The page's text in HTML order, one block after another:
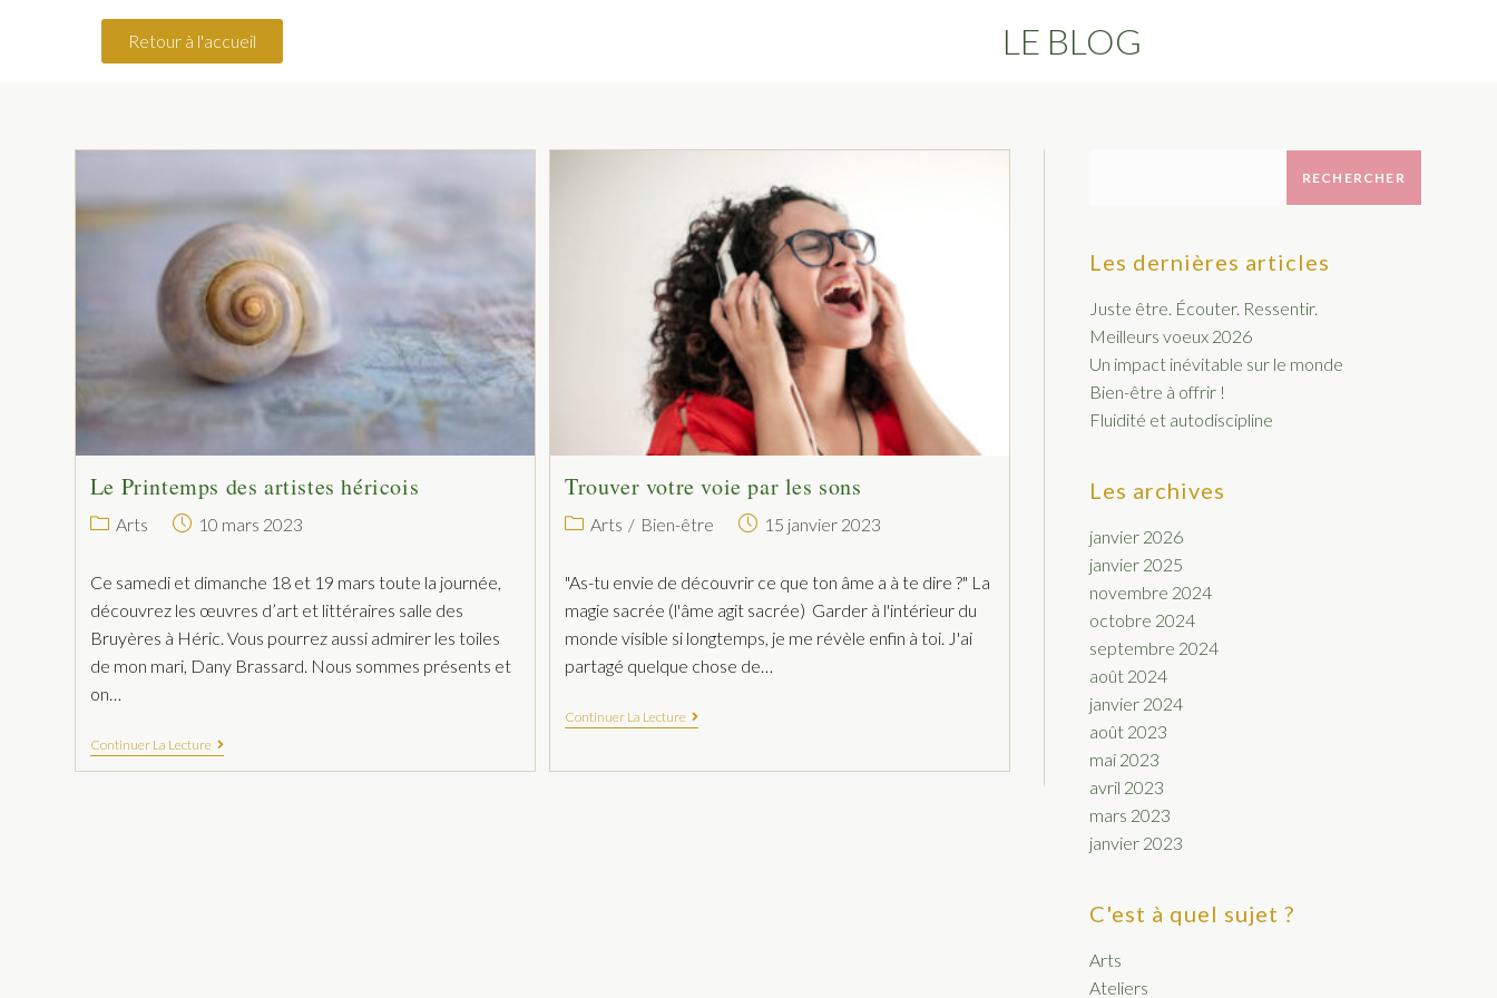
Retour à l'accueil LE BLOG
Le Printemps des artistes héricois
Arts 10 mars 2023
Ce samedi et dimanche 18 et 19 mars toute la journée,
découvrez les œuvres d’art et littéraires salle des
Bruyères à Héric. Vous pourrez aussi admirer les toiles
de mon mari, Dany Brassard. Nous sommes présents et
on…
Continuer La Lecture
Trouver votre voie par les sons
Arts / Bien-être 15 janvier 2023
"As-tu envie de découvrir ce que ton âme a à te dire ?" La
magie sacrée (l'âme agit sacrée) Garder à l'intérieur du
monde visible si longtemps, je me révèle enfin à toi. J'ai
partagé quelque chose de…
Continuer La Lecture
RECHERCHER
Les dernières articles
Juste être. Écouter. Ressentir.
Meilleurs voeux 2026
Un impact inévitable sur le monde
Bien-être à offrir !
Fluidité et autodiscipline
Les archives
janvier 2026
janvier 2025
novembre 2024
octobre 2024
septembre 2024
août 2024
janvier 2024
août 2023
mai 2023
avril 2023
mars 2023
janvier 2023
C'est à quel sujet ?
Arts
Ateliers